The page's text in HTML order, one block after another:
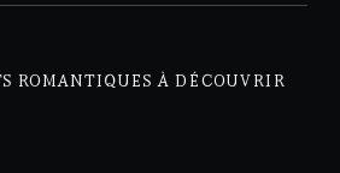
ROMANTIQUES À DÉCOUVRIR